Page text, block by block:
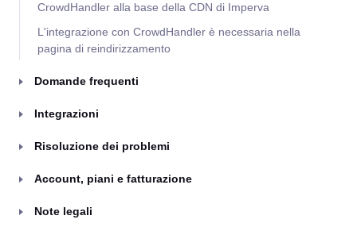
CrowdHandler alla base della CDN di Imperva
L'integrazione con CrowdHandler è necessaria nella
pagina di reindirizzamento
Domande frequenti
Integrazioni
Risoluzione dei problemi
Account, piani e fatturazione
Note legali